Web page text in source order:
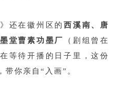
还在徽州区的西溪南、唐
堂曹素功墨厂
（剧组曾在
等待开播的日子里，这份
带你亲自“入画”。